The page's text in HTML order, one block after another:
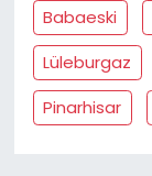
Babaeski
Lüleburgaz
Pinarhisar